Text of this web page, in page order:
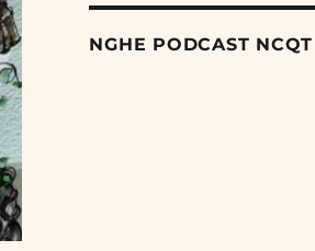
NGHE PODCAST NCQT